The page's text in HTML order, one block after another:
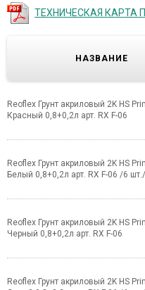
ТЕХНИЧЕСКАЯ КАРТА
НАЗВАНИЕ
Reoflex Грунт акриловый 2K HS
Красный 0,8+0,2л арт. RX F-06
Reoflex Грунт акриловый 2K HS
Белый 0,8+0,2л арт. RX F-06 /6 шт./
Reoflex Грунт акриловый 2K HS
Черный 0,8+0,2л арт. RX F-06
Reoflex Грунт акриловый 2K HS